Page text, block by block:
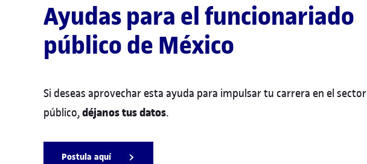
Ayudas para el funcionariado
público de México
Si deseas aprovechar esta ayuda para impulsar tu carrera en el sector
público,déjanos tus datos.
Postula aquí